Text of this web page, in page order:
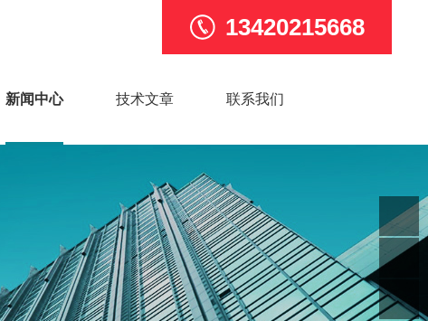
13420215668
新闻中心 技术文章 联系我们